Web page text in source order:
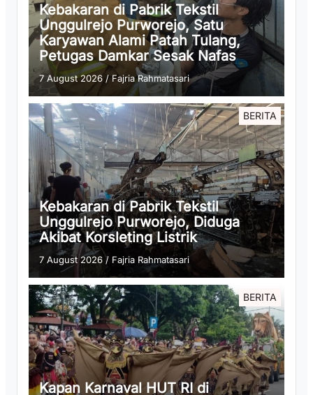
Kebakaran di Pabrik Tekstil
Unggulrejo Purworejo, Satu
Karyawan Alami Patah Tulang,
Petugas Damkar Sesak Nafas
7 August 2026 /Fajria Rahmatasari
BERITA
Kebakaran di Pabrik Tekstil
Unggulrejo Purworejo, Diduga
Akibat Korsleting Listrik
7 August 2026/ Fajria Rahmatasari
BERITA
Kapan Karnaval HUT RI di